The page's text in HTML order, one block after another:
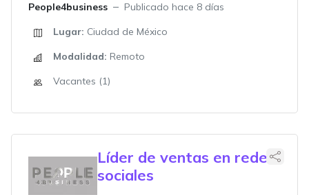
People4business
Publicado hace 8 días
Lugar: Ciudad de México
Modalidad: Remoto
Vacantes (1)
Líder de ventas en redes
sociales